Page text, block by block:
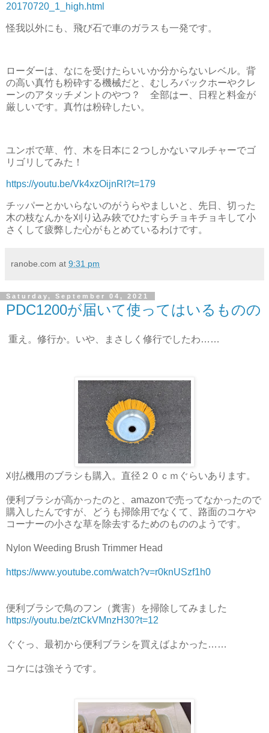
20170720_1_high.html
怪我以外にも、飛び石で車のガラスも一発です。
ローダーは、なにを受けたらいいか分からないレベル。背
の高い真竹も粉砕する機械だと、むしろバックホーやクレ
ーンのアタッチメントのやつ？ 全部はー、日程と料金が
厳しいです。真竹は粉砕したい。
ユンボで草、竹、木を日本に２つしかないマルチャーでゴ
リゴリしてみた！
https://youtu.be/Vk4xzOijnRI?t=179
チッパーとかいらないのがうらやましいと、先日、切った
木の枝なんかを刈り込み鋏でひたすらチョキチョキして小
さくして疲弊した心がもとめているわけです。
ranobe.com at 9:31 pm
Saturday, September 04, 2021
PDC1200が届いて使ってはいるものの
重え。修行か。いや、まさしく修行でしたわ……
刈払機用のブラシも購入。直径２０ｃｍぐらいあります。
便利ブラシが高かったのと、amazonで売ってなかったので
購入したんですが、どうも掃除用でなくて、路面のコケや
コーナーの小さな草を除去するためのもののようです。
Nylon Weeding Brush Trimmer Head
https://www.youtube.com/watch?v=r0knUSzf1h0
便利ブラシで鳥のフン（糞害）を掃除してみました
https://youtu.be/ztCkVMnzH30?t=12
ぐぐっ、最初から便利ブラシを買えばよかった……
コケには強そうです。